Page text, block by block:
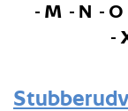
M
N O